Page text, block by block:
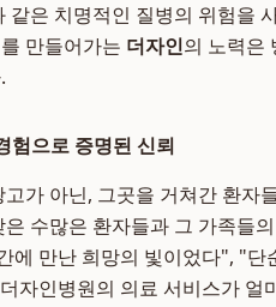
같은 치명적인 질병의 위험을
만들어가는 더자인의 노력은
험으로 증명된 신뢰
가 아닌, 그곳을 거쳐간 환자
수많은 환자들과 그 가족들
에 만난 희망의 빛이었다", "
자인병원의 의료 서비스가